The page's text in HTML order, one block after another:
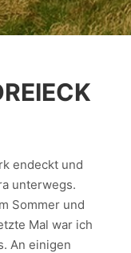
endeckt und
unterwegs.
Sommer und
Mal war ich
An einigen